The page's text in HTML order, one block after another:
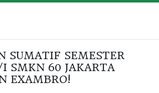
SUMATIF SEMESTER
I SMKN 60 JAKARTA
EXAMBRO!